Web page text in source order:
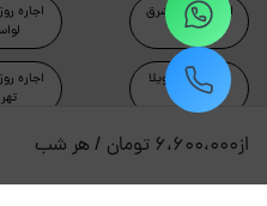
از6،600،000 تومان / هر شب
اجاره روزانه شرق
تهران
اجاره روزانه ویلا
دماوند
اجاره
اجاره